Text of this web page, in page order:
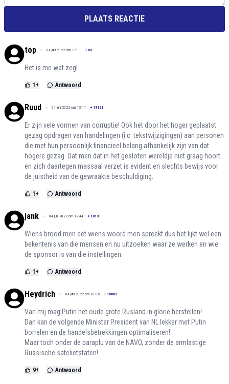
PLAATS REACTIE
top 04 juni 2022 om 17:00 + 83
Het is me wat zeg!
1 + Antwoord
Ruud 04 juni 2022 om 13:11 + 19123
Er zijn vele vormen van corruptie! Ook het door het hoger geplaatst
gezag opdragen van handelingen (i.c. tekstwijzigingen) aan personen
die met hun persoonlijk financieel belang afhankelijk zijn van dat
hogere gezag. Dat men dat in het gesloten wereldje niet graag hoort
en zich daartegen massaal verzet is evident en slechts bewijs voor
de juistheid van de gewraakte beschuldiging.
1 + Antwoord
jank 04 juni 2022 om 12:44 + 1013
Wiens brood men eet wiens woord men spreekt dus het lijkt wel een
bekentenis van die mensen en nu uitzoeken waar ze werken en wie
de sponsor is van die instellingen.
1 + Antwoord
Heydrich 04 juni 2022 om 10:05 + 18809
Van mij mag Putin het oude grote Rusland in glorie herstellen!
Dan kan de volgende Minister President van NL lekker met Putin
borrelen en de handelsbetrekkingen optimaliseren!
Maar toch onder de paraplu van de NAVO, zonder de armlastige
Russische satelietstaten!
9+ Antwoord